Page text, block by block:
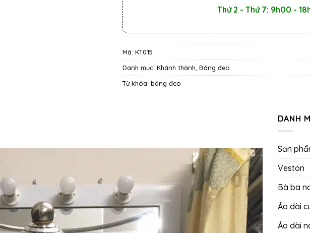
Thứ 2 - Thứ 7: 9h00 -
Mã: KT015
Danh mục: Khánh thành, Băng đeo
Từ khóa: băng đeo
DANH
Sản
Veston
Bà ba
Áo dài
Áo dài